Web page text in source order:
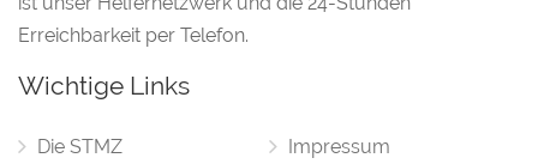
Erreichbarkeit per Telefon.
Wichtige Links
Die STMZ
Impressum